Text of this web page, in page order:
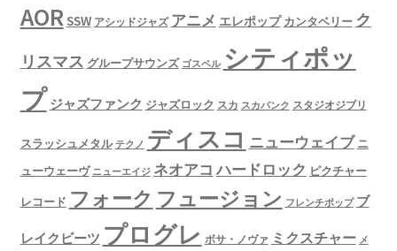
AORSSW アシッドジャズ アニメ エレポップ カンタベリー ク
リスマス グループサウンズ ゴスペル シティポッ
プ ジャズファンク ジャズロック スカ スカパンク スタジオジブリ
スラッシュメタル テクノ ディスコ ニューウェイブ ニ
ューウェーヴ ニューエイジ ネオアコ ハードロック ピクチャー
レコード フォーク フュージョン フレンチポップ ブ
レイクビーツ プログレ ボサ・ノヴァ ミクスチャー メ